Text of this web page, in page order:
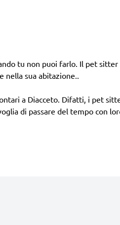
tu non puoi farlo. Il pet
nella sua abitazione..
a Diacceto. Difatti, i pet
di passare del tempo con